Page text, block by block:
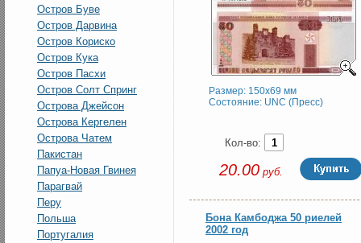
Остров Буве
Остров Дарвина
Остров Кориско
Остров Кука
Остров Пасхи
Остров Солт Спринг
Острова Джейсон
Острова Кергелен
Острова Чатем
Пакистан
Папуа-Новая Гвинея
Парагвай
Перу
Польша
Португалия
Размер: 150x69 мм
Состояние: UNC (Пресс)
Кол-во:
20.00руб.
Бона Камбоджа 50 риелей
2002 год